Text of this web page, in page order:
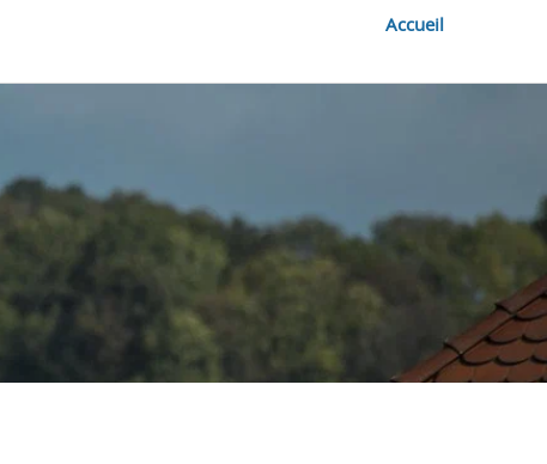
Accueil